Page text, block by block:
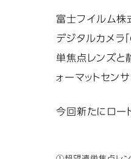
富士フイルム株
デジタルカメラ
単焦点レンズと
ォーマットセン
今回新たにロー